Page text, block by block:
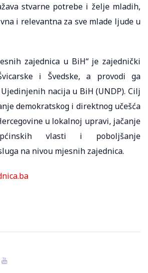
stvarne potrebe i želje mladih,
i relevantna za sve mlade ljude u
zajednica u BiH“ je zajednički
i Švedske, a provodi ga
nacija u BiH (UNDP). Cilj
demokratskog i direktnog učešća
u lokalnoj upravi, jačanje
vlasti i poboljšanje
na nivou mjesnih zajednica.